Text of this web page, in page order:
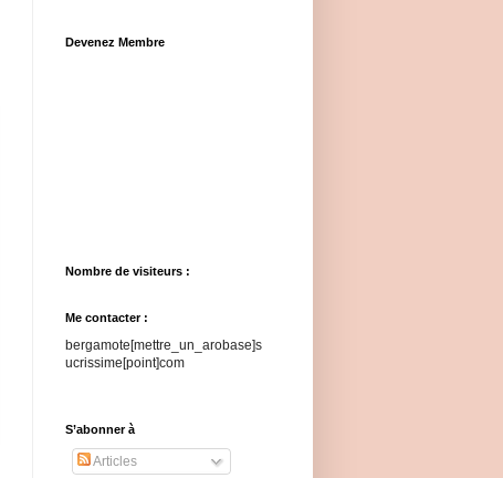
Devenez Membre
Nombre de visiteurs :
Me contacter :
bergamote[mettre_un_arobase]s
ucrissime[point]com
S’abonner à
Articles